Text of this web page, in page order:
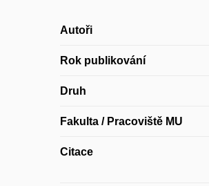
Autoři
Rok publikování
Druh
Fakulta / Pracoviště MU
Citace